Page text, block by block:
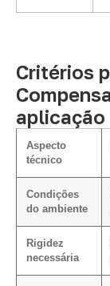
Critérios
aplicação
Aspecto
técnico
Condições
do ambiente
Rigidez
necessária